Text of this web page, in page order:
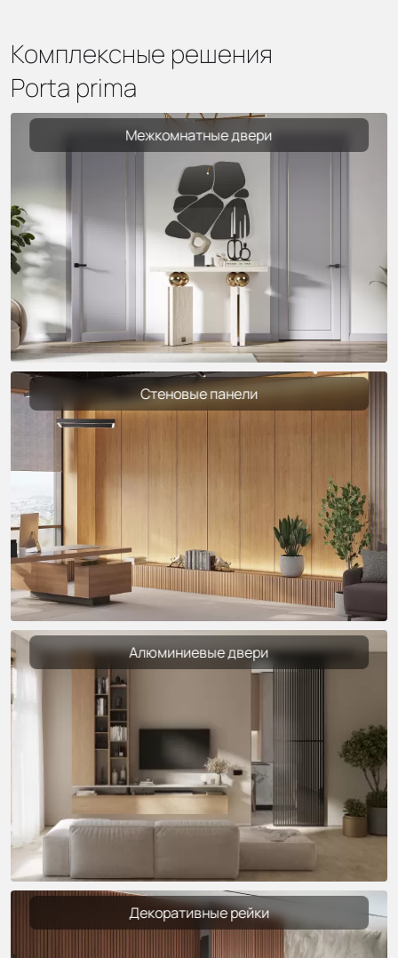
Комплексные решения
Porta prima
Межкомнатные двери
Стеновые панели
Алюминиевые двери
Декоративные рейки